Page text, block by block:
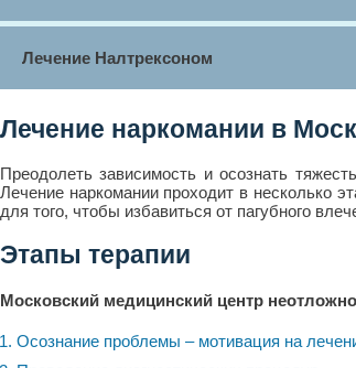
Лечение Налтрексоном
Лечение наркомании в
Преодолеть зависимость и осознать
Лечение наркомании проходит в несколько
для того, чтобы избавиться от пагубного
Этапы терапии
Московский медицинский центр
Осознание проблемы – мотивация на